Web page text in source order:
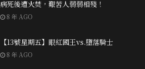
病死後遭火焚，艱苦人弱弱相殘！
8 年 AGO
【13號星期五】眼紅國王vs.墮落騎士
8 年 AGO